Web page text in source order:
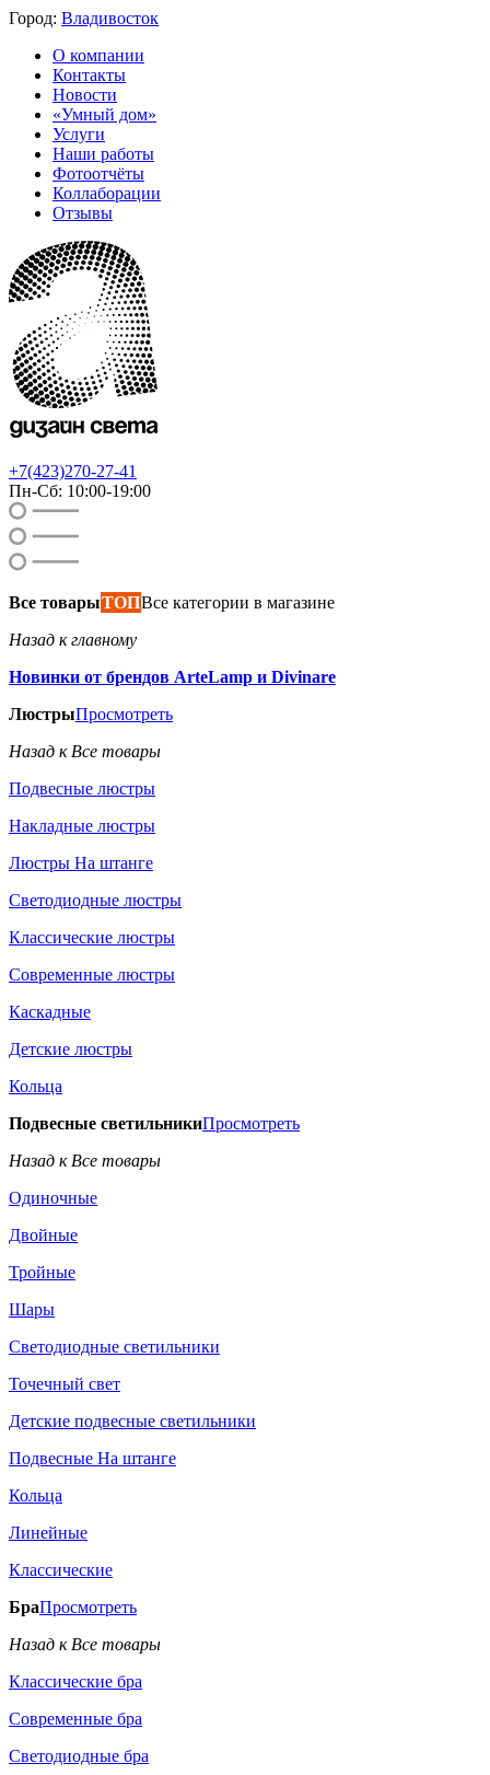
Город: Владивосток
О компании
Контакты
Новости
«Умный дом»
Услуги
Наши работы
Фотоотчёты
Коллаборации
Отзывы
+7(423)270-27-41
Пн-Сб: 10:00-19:00
Все товарыТОПВсе категории в магазине
Назад к главному
Новинки от брендов ArteLamp и Divinare
ЛюстрыПросмотреть
Назад к Все товары
Подвесные люстры
Накладные люстры
Люстры На штанге
Светодиодные люстры
Классические люстры
Современные люстры
Каскадные
Детские люстры
Кольца
Подвесные светильникиПросмотреть
Назад к Все товары
Одиночные
Двойные
Тройные
Шары
Светодиодные светильники
Точечный свет
Детские подвесные светильники
Подвесные На штанге
Кольца
Линейные
Классические
БраПросмотреть
Назад к Все товары
Классические бра
Современные бра
Светодиодные бра